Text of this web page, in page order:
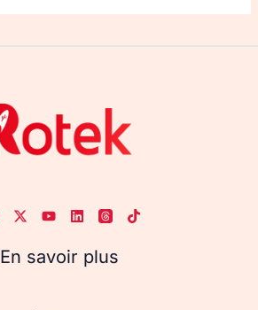
En savoir plus